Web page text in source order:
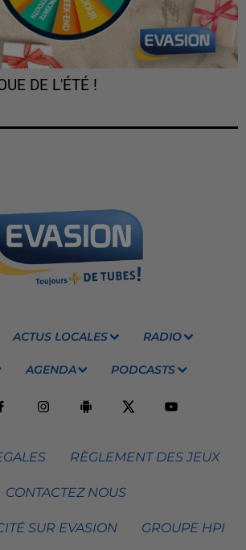
DE L'ÉTÉ !
ACTUS LOCALES RADIO
AGENDA PODCASTS
RÈGLEMENT DES JEUX
CONTACTEZ NOUS
SUR EVASION GROUPE HPI